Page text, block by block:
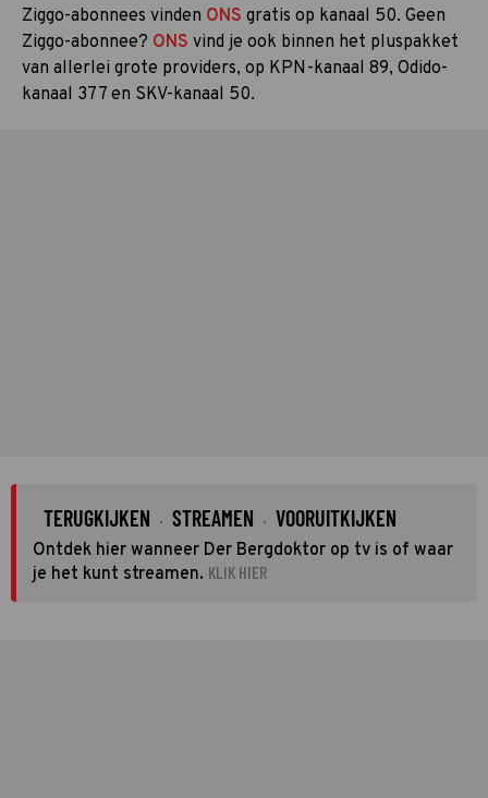
Ziggo-abonnees vinden ONS gratis op kanaal 50. Geen
Ziggo-abonnee? ONS vind je ook binnen het pluspakket
van allerlei grote providers, op KPN-kanaal 89, Odido-
kanaal 377 en SKV-kanaal 50.
TERUGKIJKEN · STREAMEN · VOORUITKIJKEN
Ontdek hier wanneer Der Bergdoktor op tv is of waar
je het kunt streamen. KLIK HIER